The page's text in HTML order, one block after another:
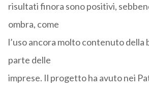
risultati finora sono positivi,
ombra, come
l’uso ancora molto contenuto della
parte delle
imprese. Il progetto ha avuto nei